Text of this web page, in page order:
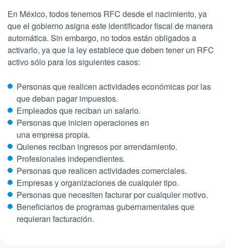
En México, todos tenemos RFC desde el nacimiento, ya
que el gobierno asigna este identificador fiscal de manera
automática. Sin embargo, no todos están obligados a
activarlo, ya que la ley establece que deben tener un RFC
activo sólo para los siguientes casos:
Personas que realicen actividades económicas por las
que deban pagar impuestos.
Empleados que reciban un salario.
Personas que inicien operaciones en
una empresa propia.
Quienes reciban ingresos por arrendamiento.
Profesionales independientes.
Personas que realicen actividades comerciales.
Empresas y organizaciones de cualquier tipo.
Personas que necesiten facturar por cualquier motivo.
Beneficiarios de programas gubernamentales que
requieran facturación.